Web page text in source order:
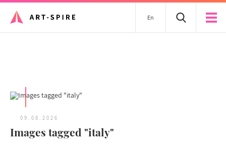
En
09.08.2026
Images tagged "italy"